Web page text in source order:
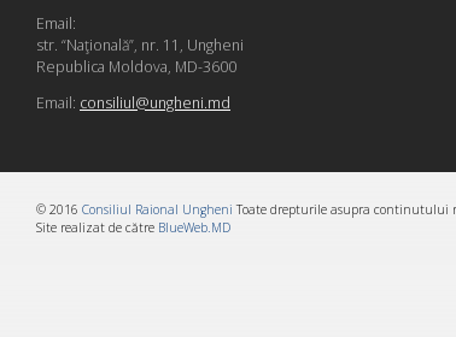
Email:
str. “Naţională”, nr. 11, Ungheni
Republica Moldova, MD-3600
Email: consiliul@ungheni.md
© 2016 Consiliul Raional Ungheni Toate drepturile asupra continutului
Site realizat de către BlueWeb.MD